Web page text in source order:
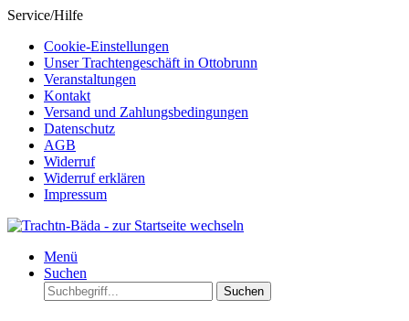
Service/Hilfe
Cookie-Einstellungen
Unser Trachtengeschäft in Ottobrunn
Veranstaltungen
Kontakt
Versand und Zahlungsbedingungen
Datenschutz
AGB
Widerruf
Widerruf erklären
Impressum
Menü
Suchen
Suchen